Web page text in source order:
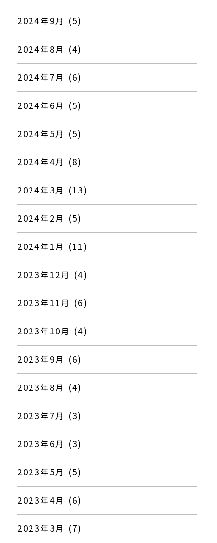
2024年9月 (5)
2024年8月 (4)
2024年7月 (6)
2024年6月 (5)
2024年5月 (5)
2024年4月 (8)
2024年3月 (13)
2024年2月 (5)
2024年1月 (11)
2023年12月 (4)
2023年11月 (6)
2023年10月 (4)
2023年9月 (6)
2023年8月 (4)
2023年7月 (3)
2023年6月 (3)
2023年5月 (5)
2023年4月 (6)
2023年3月 (7)